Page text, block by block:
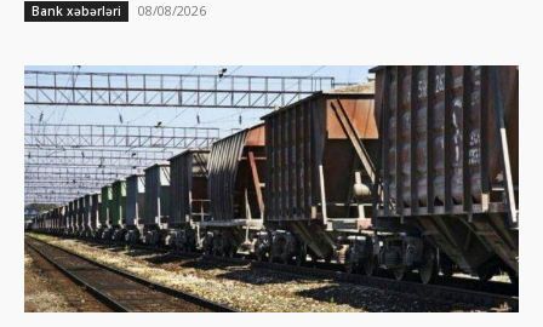
Bank xəbərləri 08/08/2026